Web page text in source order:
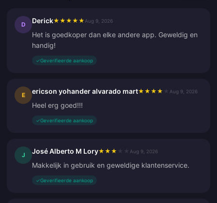
D Derick★ ★ ★ ★ ★ Aug 9, 2026
Het is goedkoper dan elke andere app. Geweldig en
handig!
✓Geverifieerde aankoop
E ericson yohander alvarado mart★ ★ ★ ★ Aug 9, 2026
Heel erg goed!!!
✓Geverifieerde aankoop
J José Alberto M Lory★ ★ ★ Aug 9, 2026
Makkelijk in gebruik en geweldige klantenservice.
✓Geverifieerde aankoop